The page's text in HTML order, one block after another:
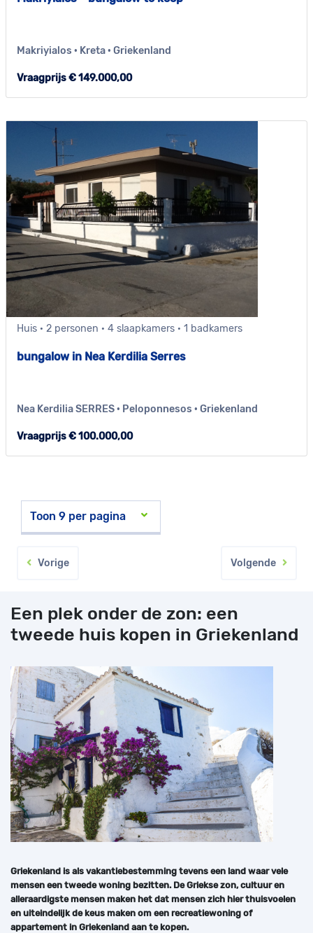
Makriyialos · Kreta · Griekenland
Vraagprijs € 149.000,00
Huis · 2 personen · 4 slaapkamers · 1 badkamers
bungalow in Nea Kerdilia Serres
Nea Kerdilia SERRES · Peloponnesos · Griekenland
Vraagprijs € 100.000,00
Vorige Volgende
Een plek onder de zon: een
tweede huis kopen in Griekenland
Griekenland is als vakantiebestemming tevens een land waar vele
mensen een tweede woning bezitten. De Griekse zon, cultuur en
alleraardigste mensen maken het dat mensen zich hier thuisvoelen
en uiteindelijk de keus maken om een recreatiewoning of
appartement in Griekenland aan te kopen.